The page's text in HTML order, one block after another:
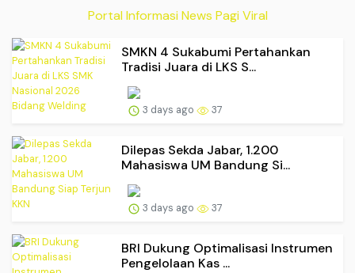
Portal Informasi News Pagi Viral
SMKN 4 Sukabumi Pertahankan
Tradisi Juara di LKS S...
3 days ago 37
Dilepas Sekda Jabar, 1.200
Mahasiswa UM Bandung Si...
3 days ago 37
BRI Dukung Optimalisasi Instrumen
Pengelolaan Kas ...